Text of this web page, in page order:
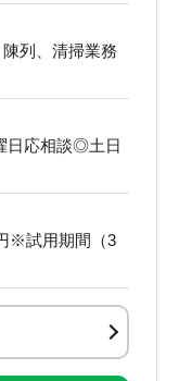
列、清掃業務
応相談◎土日
※試用期間（3